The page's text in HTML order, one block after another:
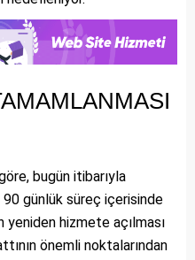
bugün itibarıyla
90 günlük süreç içerisinde
yeniden hizmete açılması
önemli noktalarından